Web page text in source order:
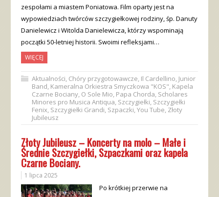
zespołami a miastem Poniatowa. Film oparty jest na
wypowiedziach twórców szczygiełkowej rodziny, śp. Danuty
Danielewicz i Witolda Danielewicza, którzy wspominają
początki 50-letniej historii. Swoimi refleksjami…
WIĘCEJ
Aktualności, Chóry przygotowawcze, Il Cardellino, Junior
Band, Kameralna Orkiestra Smyczkowa "KOS", Kapela
Czarne Bociany, O Sole Mio, Papa Chorda, Scholares
Minores pro Musica Antiqua, Szczygiełki, Szczygiełki
Fenix, Szczygiełki Grandi, Szpaczki,You Tube, Złoty
Jubileusz
Złoty Jubileusz – Koncerty na molo – Małe i
Średnie Szczygiełki, Szpaczkami oraz kapela
Czarne Bociany.
1 lipca 2025
Po krótkiej przerwie na